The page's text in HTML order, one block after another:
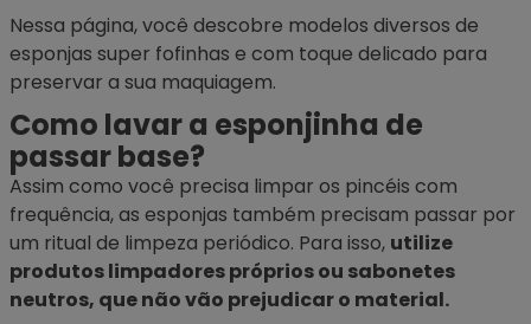
Nessa página, você descobre modelos diversos de
esponjas super fofinhas e com toque delicado para
preservar a sua maquiagem.
Como lavar a esponjinha de
passar base?
Assim como você precisa limpar os pincéis com
frequência, as esponjas também precisam passar por
um ritual de limpeza periódico. Para isso, utilize
produtos limpadores próprios ou sabonetes
neutros, que não vão prejudicar o material.